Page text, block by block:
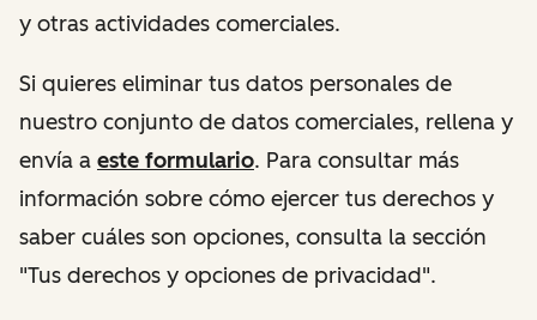
y otras actividades comerciales.
Si quieres eliminar tus datos personales de
nuestro conjunto de datos comerciales, rellena y
envía a este formulario. Para consultar más
información sobre cómo ejercer tus derechos y
saber cuáles son opciones, consulta la sección
"Tus derechos y opciones de privacidad".